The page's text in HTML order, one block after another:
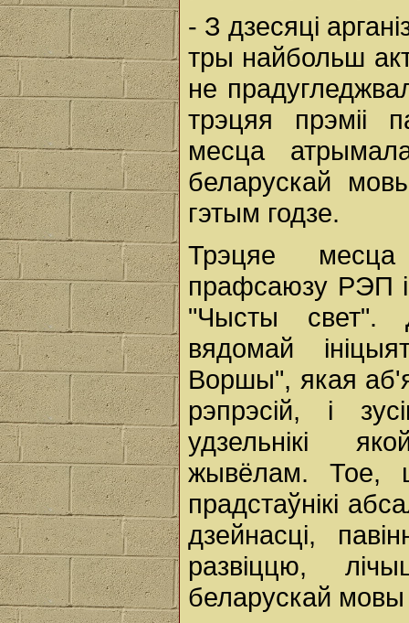
- З дзесяці
тры найбольш
не
трэцяя прэміі
месца
беларускай
гэтым годзе.
Трэцяе месца
прафсаюзу РЭП і
"Чысты свет".
вядомай
Воршы", якая
рэпрэсій, і
удзельнікі
жывёлам. Тое,
прадстаўнікі
дзейнасці,
развіццю,
беларускай